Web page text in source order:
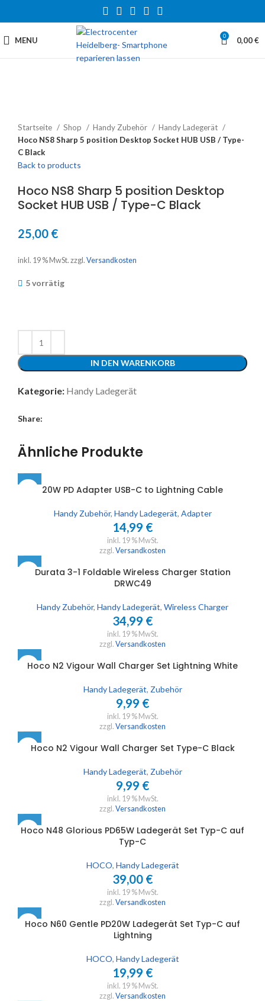
MENU 0 0,00€
Startseite Shop Handy Zubehör
Handy Ladegerät
Hoco NS8 Sharp 5 position Desktop Socket HUB USB / Type-
C Black
Back to products
Hoco NS8 Sharp 5 position Desktop
Socket HUB USB / Type-C Black
25,00 €
inkl. 19 % MwSt. zzgl. Versandkosten
5 vorrätig
IN DEN WARENKORB
Kategorie: Handy Ladegerät
Share:
Ähnliche Produkte
20W PD Adapter USB-C to Lightning Cable
Handy Zubehör, Handy Ladegerät, Adapter
14,99 €
inkl. 19 % MwSt.
zzgl. Versandkosten
Durata 3-1 Foldable Wireless Charger Station
DRWC49
Handy Zubehör, Handy Ladegerät, Wireless Charger
34,99 €
inkl. 19 % MwSt.
zzgl. Versandkosten
Hoco N2 Vigour Wall Charger Set Lightning White
Handy Ladegerät, Zubehör
9,99 €
inkl. 19 % MwSt.
zzgl. Versandkosten
Hoco N2 Vigour Wall Charger Set Type-C Black
Handy Ladegerät, Zubehör
9,99 €
inkl. 19 % MwSt.
zzgl. Versandkosten
Hoco N48 Glorious PD65W Ladegerät Set Typ-C auf
Typ-C
HOCO, Handy Ladegerät
39,00 €
inkl. 19 % MwSt.
zzgl. Versandkosten
Hoco N60 Gentle PD20W Ladegerät Set Typ-C auf
Lightning
HOCO, Handy Ladegerät
19,99 €
inkl. 19 % MwSt.
zzgl. Versandkosten